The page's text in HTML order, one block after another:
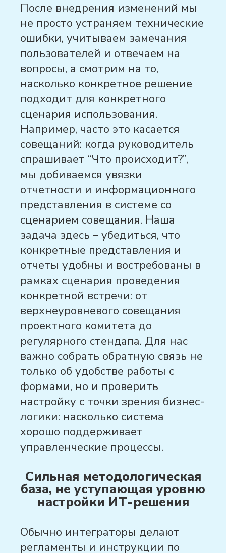
После внедрения изменений мы
не просто устраняем технические
ошибки, учитываем замечания
пользователей и отвечаем на
вопросы, а смотрим на то,
насколько конкретное решение
подходит для конкретного
сценария использования.
Например, часто это касается
совещаний: когда руководитель
спрашивает “Что происходит?”,
мы добиваемся увязки
отчетности и информационного
представления в системе со
сценарием совещания. Наша
задача здесь – убедиться, что
конкретные представления и
отчеты удобны и востребованы в
рамках сценария проведения
конкретной встречи: от
верхнеуровневого совещания
проектного комитета до
регулярного стендапа. Для нас
важно собрать обратную связь не
только об удобстве работы с
формами, но и проверить
настройку с точки зрения бизнес-
логики: насколько система
хорошо поддерживает
управленческие процессы.
Сильная методологическая
база, не уступающая уровню
настройки ИТ-решения
Обычно интеграторы делают
регламенты и инструкции по